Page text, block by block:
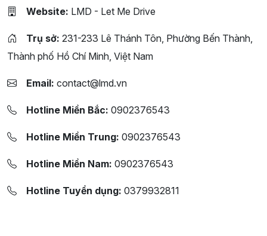
Website: LMD - Let Me Drive
Trụ sở: 231-233 Lê Thánh Tôn, Phường Bến Thành,
Thành phố Hồ Chí Minh, Việt Nam
Email: contact@lmd.vn
Hotline Miền Bắc: 0902376543
Hotline Miền Trung: 0902376543
Hotline Miền Nam: 0902376543
Hotline Tuyển dụng: 0379932811